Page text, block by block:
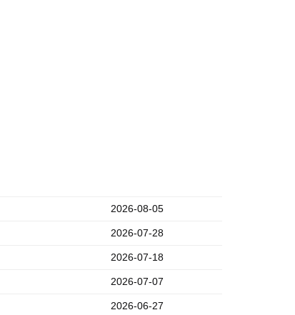
2026-08-05
2026-07-28
2026-07-18
2026-07-07
2026-06-27